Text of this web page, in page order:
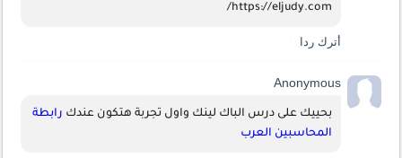
https://eljudy.com/
أترك ردا
Anonymous
بحييك على درس الباك لينك واول تجربة هتكون عندك
المحاسبين العرب